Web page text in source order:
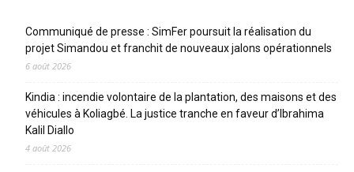
Communiqué de presse : SimFer poursuit la réalisation du
projet Simandou et franchit de nouveaux jalons opérationnels
6 août 2026
Kindia : incendie volontaire de la plantation, des maisons et des
véhicules à Koliagbé. La justice tranche en faveur d’Ibrahima
Kalil Diallo
4 août 2026